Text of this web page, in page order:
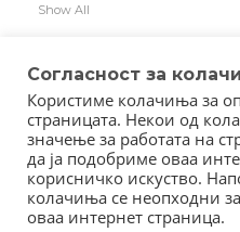
Show All
Согласност за
Користиме колачиња за
страницата. Некои од
значење за работата на
да ја подобриме оваа
корисничко искуство.
колачиња се неопходни
оваа интернет страница.